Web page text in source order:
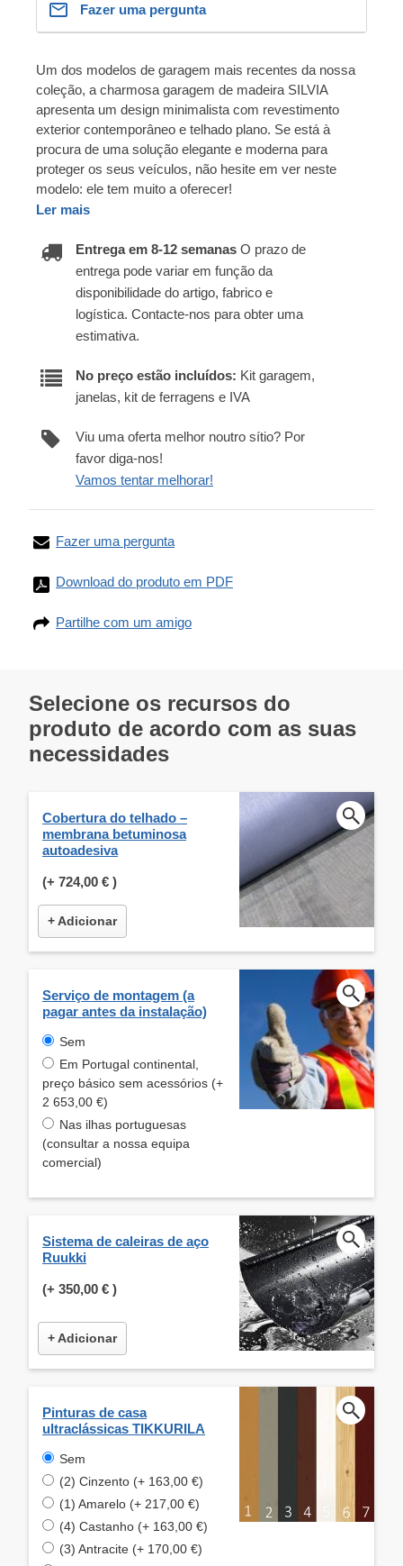
Fazer uma pergunta
Um dos modelos de garagem mais recentes da nossa
coleção, a charmosa garagem de madeira SILVIA
apresenta um design minimalista com revestimento
exterior contemporâneo e telhado plano. Se está à
procura de uma solução elegante e moderna para
proteger os seus veículos, não hesite em ver neste
modelo: ele tem muito a oferecer!
Ler mais
Entrega em 8-12 semanas O prazo de
entrega pode variar em função da
disponibilidade do artigo, fabrico e
logística. Contacte-nos para obter uma
estimativa.
No preço estão incluídos: Kit garagem,
janelas, kit de ferragens e IVA
Viu uma oferta melhor noutro sítio? Por
favor diga-nos!
Vamos tentar melhorar!
Fazer uma pergunta
Download do produto em PDF
Partilhe com um amigo
Selecione os recursos do
produto de acordo com as suas
necessidades
Cobertura do telhado –
membrana betuminosa
autoadesiva
(+ 724,00 € )
+ Adicionar
Serviço de montagem (a
pagar antes da instalação)
Sem
Em Portugal continental,
preço básico sem acessórios (+
2 653,00 €)
Nas ilhas portuguesas
(consultar a nossa equipa
comercial)
Sistema de caleiras de aço
Ruukki
(+ 350,00 € )
+ Adicionar
Pinturas de casa
ultraclássicas TIKKURILA
Sem
(2) Cinzento (+ 163,00 €)
(1) Amarelo (+ 217,00 €)
(4) Castanho (+ 163,00 €)
(3) Antracite (+ 170,00 €)